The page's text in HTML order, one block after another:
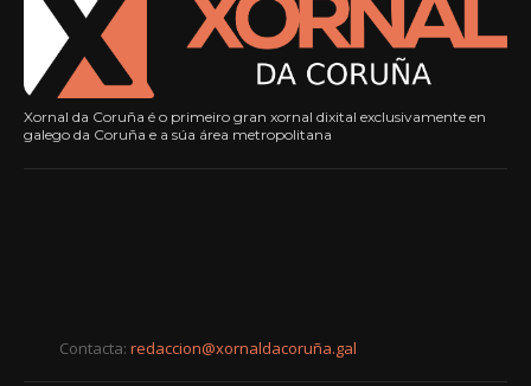
Xornal da Coruña é o primeiro gran xornal dixital exclusivamente en
galego da Coruña e a súa área metropolitana
Contacta: redaccion@xornaldacoruña.gal